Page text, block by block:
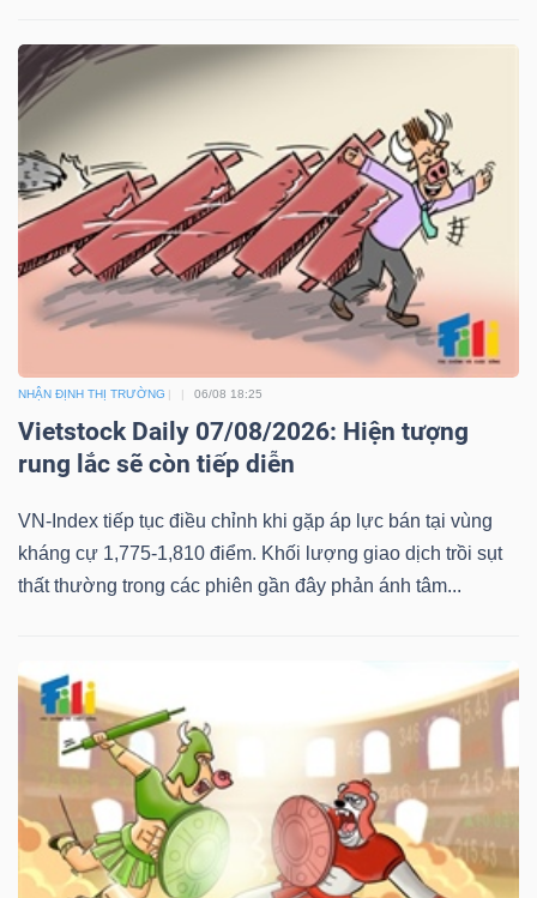
NHẬN ĐỊNH THỊ TRƯỜNG 06/08 18:25
Vietstock Daily 07/08/2026: Hiện tượng
rung lắc sẽ còn tiếp diễn
VN-Index tiếp tục điều chỉnh khi gặp áp lực bán tại vùng
kháng cự 1,775-1,810 điểm. Khối lượng giao dịch trồi sụt
thất thường trong các phiên gần đây phản ánh tâm...